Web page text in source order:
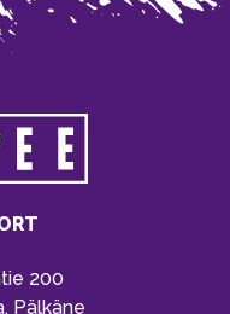
200
Pälkäne